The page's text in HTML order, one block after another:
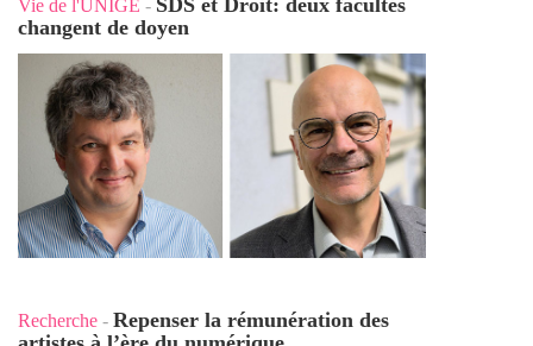
Vie de l'UNIGE -
changent de doyen
Recherche - Repenser la rémunération des